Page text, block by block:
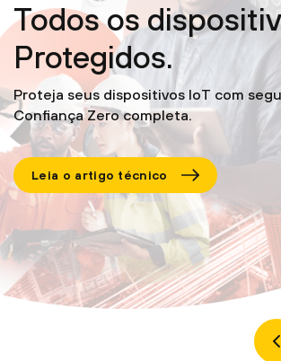
Todos os
Protegidos.
Proteja seus dispositivos IoT com
Confiança Zero completa.
Leia o artigo técnico